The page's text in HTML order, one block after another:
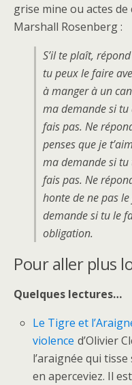
grise mine ou actes
Marshall Rosenberg :
S’il te plaît,
tu peux le faire
à manger à un
ma demande si tu
fais pas. Ne
penses que je
ma demande si tu
fais pas. Ne
honte de ne pas
demande si tu le
obligation.
Pour aller plus
Quelques lectures…
Le Tigre et
violence d’Olivier
l’araignée qui
en aperceviez. Il